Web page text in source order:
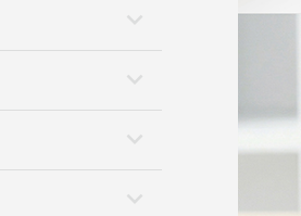
keyboard_arrow_down
keyboard_arrow_down
keyboard_arrow_down
keyboard_arrow_down